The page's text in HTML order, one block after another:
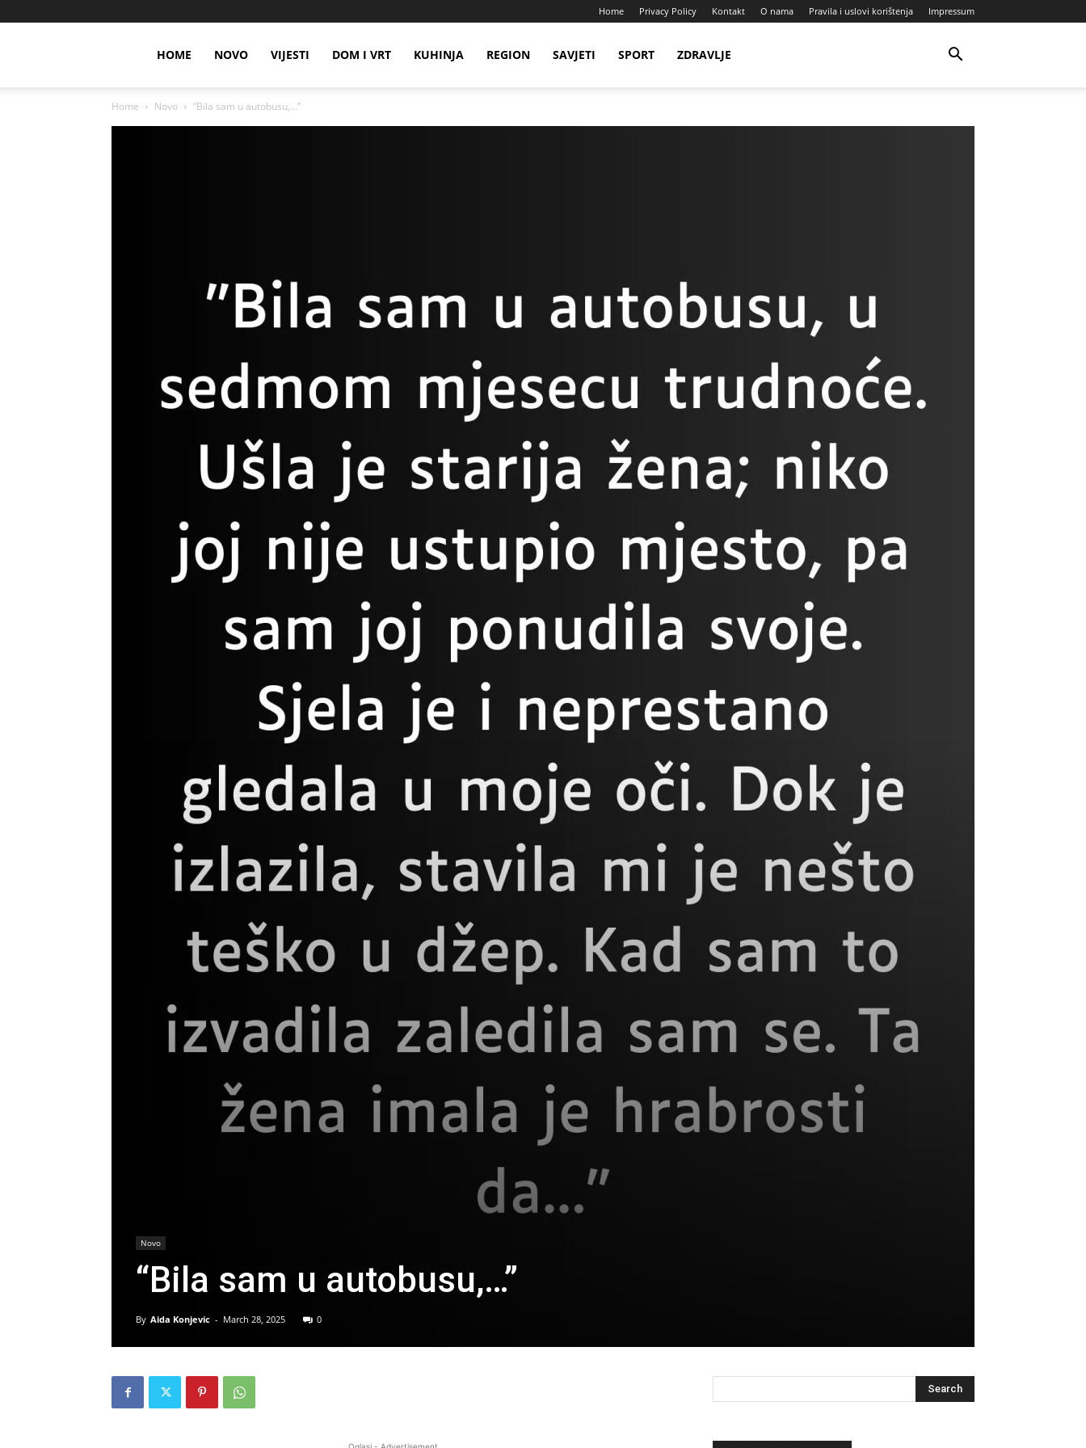
Home Privacy Policy Kontakt O nama Pravila i uslovi korištenja Impressum
HOME NOVO VIJESTI DOM I VRT KUHINJA REGION SAVJETI SPORT ZDRAVLJE
Home Novo “Bila sam u autobusu,…”
Novo
“Bila sam u autobusu,…”
By Aida Konjevic - March 28, 2025 0